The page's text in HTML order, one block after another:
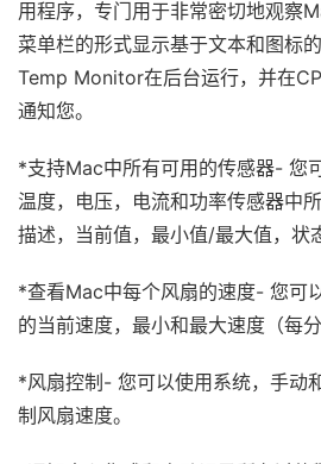
用程序，专门用于非常密切地观察
菜单栏的形式显示基于文本和图标
Temp Monitor在后台运行，并在
通知您。
*支持Mac中所有可用的传感器- 您
温度，电压，电流和功率传感器中
描述，当前值，最小值/最大值，状
*查看Mac中每个风扇的速度- 您可
的当前速度，最小和最大速度（每分
*风扇控制- 您可以使用系统，手动
制风扇速度。